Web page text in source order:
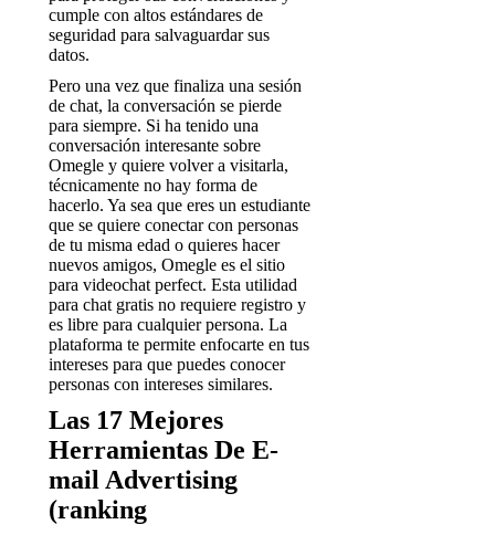
cumple con altos estándares de
seguridad para salvaguardar sus
datos.
Pero una vez que finaliza una sesión
de chat, la conversación se pierde
para siempre. Si ha tenido una
conversación interesante sobre
Omegle y quiere volver a visitarla,
técnicamente no hay forma de
hacerlo. Ya sea que eres un estudiante
que se quiere conectar con personas
de tu misma edad o quieres hacer
nuevos amigos, Omegle es el sitio
para videochat perfect. Esta utilidad
para chat gratis no requiere registro y
es libre para cualquier persona. La
plataforma te permite enfocarte en tus
intereses para que puedes conocer
personas con intereses similares.
Las 17 Mejores
Herramientas De E-
mail Advertising
(ranking